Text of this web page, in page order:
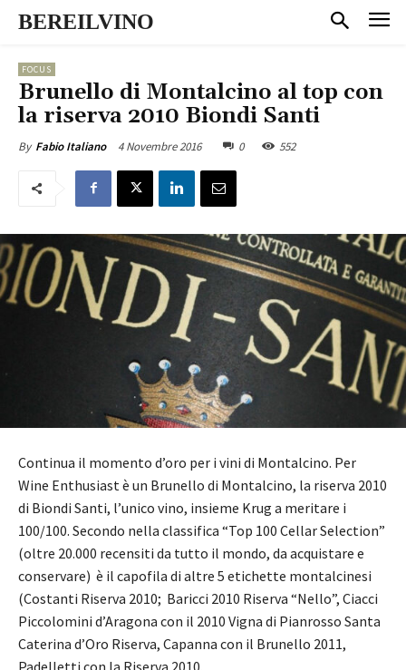
BEREILVINO
FOCUS
Brunello di Montalcino al top con
la riserva 2010 Biondi Santi
By Fabio Italiano 4 Novembre 2016 0 552
Continua il momento d’oro per i vini di Montalcino. Per
Wine Enthusiast è un Brunello di Montalcino, la riserva 2010
di Biondi Santi, l’unico vino, insieme Krug a meritare i
100/100. Secondo nella classifica “Top 100 Cellar Selection”
(oltre 20.000 recensiti da tutto il mondo, da acquistare e
conservare) è il capofila di altre 5 etichette montalcinesi
(Costanti Riserva 2010; Baricci 2010 Riserva “Nello”, Ciacci
Piccolomini d’Aragona con il 2010 Vigna di Pianrosso Santa
Caterina d’Oro Riserva, Capanna con il Brunello 2011,
Padelletti con la Riserva 2010.